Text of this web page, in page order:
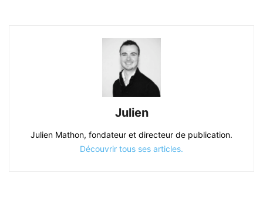
Julien
Julien Mathon, fondateur et directeur de publication.
Découvrir tous ses articles.